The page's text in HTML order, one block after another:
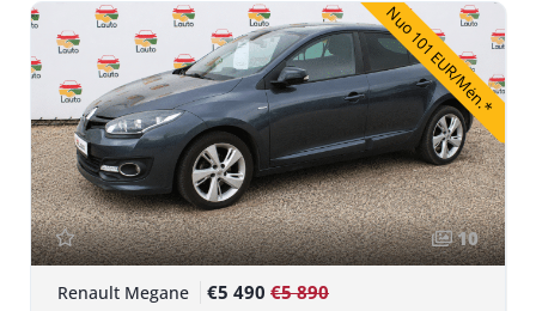
Nuo 101 EUR/Mėn.*
10
Renault Megane €5 490 €5 890